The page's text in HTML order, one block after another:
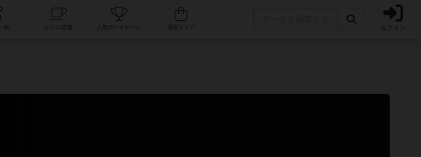
人気ボードゲーム ログイン